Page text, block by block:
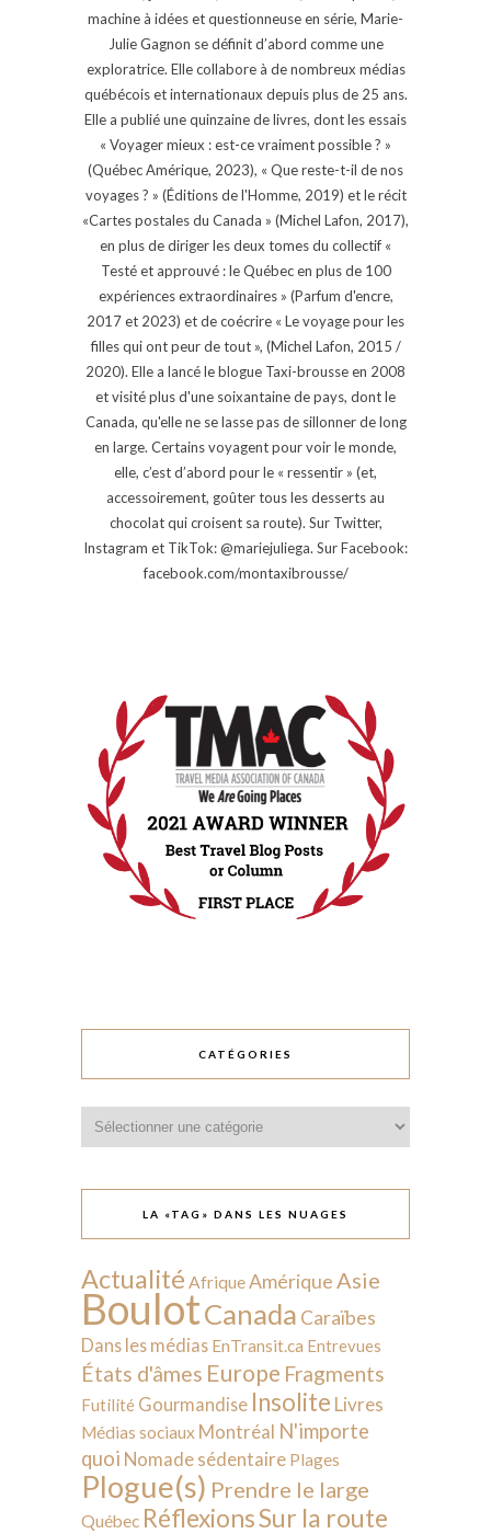
machine à idées et questionneuse en série, Marie-
Julie Gagnon se définit d’abord comme une
exploratrice. Elle collabore à de nombreux médias
québécois et internationaux depuis plus de 25 ans.
Elle a publié une quinzaine de livres, dont les essais
« Voyager mieux : est-ce vraiment possible ? »
(Québec Amérique, 2023), « Que reste-t-il de nos
voyages ? » (Éditions de l'Homme, 2019) et le récit
«Cartes postales du Canada » (Michel Lafon, 2017),
en plus de diriger les deux tomes du collectif «
Testé et approuvé : le Québec en plus de 100
expériences extraordinaires » (Parfum d'encre,
2017 et 2023) et de coécrire « Le voyage pour les
filles qui ont peur de tout », (Michel Lafon, 2015 /
2020). Elle a lancé le blogue Taxi-brousse en 2008
et visité plus d'une soixantaine de pays, dont le
Canada, qu'elle ne se lasse pas de sillonner de long
en large. Certains voyagent pour voir le monde,
elle, c’est d’abord pour le « ressentir » (et,
accessoirement, goûter tous les desserts au
chocolat qui croisent sa route). Sur Twitter,
Instagram et TikTok: @mariejuliega. Sur Facebook:
facebook.com/montaxibrousse/
CATÉGORIES
LA «TAG» DANS LES NUAGES
Actualité AfriqueAmérique Asie
BoulotCanada Caraïbes
Dans les médias EnTransit.ca Entrevues
États d'âmes Europe Fragments
Futilité Gourmandise Insolite Livres
Médias sociaux Montréal N'importe
quoi Nomade sédentaire Plages
Plogue(s) Prendre le large
Québec RéflexionsSur la route